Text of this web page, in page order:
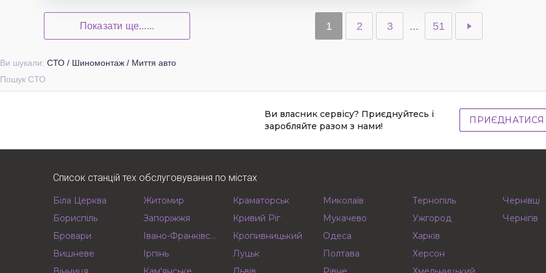
Показати ще...... 1 2 3 ... 51
Ви шукали: СТО / Шиномонтаж / Миття авто
Пошук СТО
Ви власник сервісу? Приєднуйтесь і
заробляйте разом з нами!
ПРИЄДНАТИСЯ
Список станцій тех обслуговування по містах
Біла Церква
Бориспіль
Бровари
Вишневе
Житомир
Запоріжжя
Івано-Франківськ
Ірпінь
Краматорськ
Кривий Ріг
Кропивницький
Луцьк
Миколаїв
Мукачево
Одеса
Полтава
Тернопіль
Ужгород
Харків
Херсон
Чернівці
Чернігів